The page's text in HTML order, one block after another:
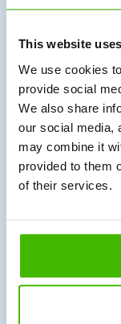
This website
We use cookies
provide social
We also share
our social media,
may combine it
provided to them
of their services.
Naam en achternaam
Telefoonnummer*
E-mailadres*